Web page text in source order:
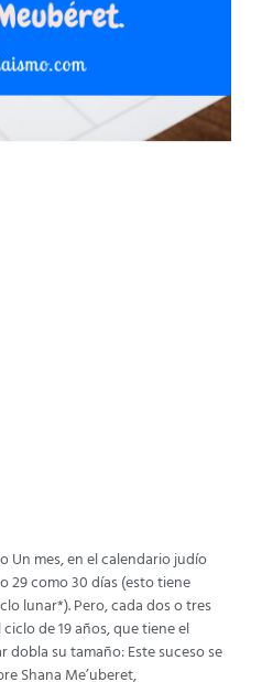
Un mes, en el calendario judío
29 como 30 días (esto tiene
lunar*). Pero, cada dos o tres
de 19 años, que tiene el
dobla su tamaño: Este suceso se
Shana Me’uberet,